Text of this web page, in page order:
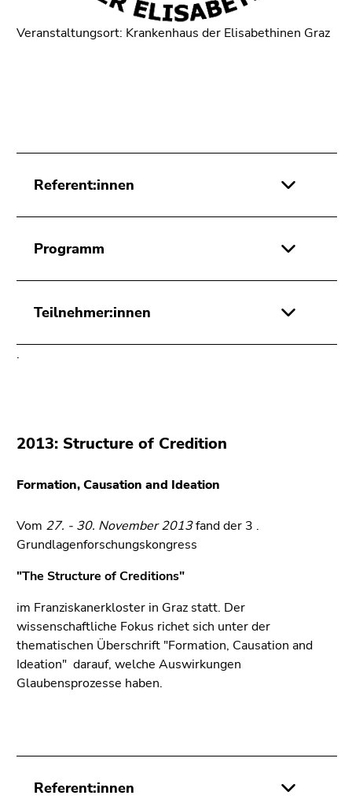
Veranstaltungsort: Krankenhaus der Elisabethinen Graz
Referent:innen
Programm
Teilnehmer:innen
.
2013: Structure of Credition
Formation, Causation and Ideation
Vom 27. - 30. November 2013fand der 3 .
Grundlagenforschungskongress
"The Structure of Creditions"
im Franziskanerkloster in Graz statt. Der
wissenschaftliche Fokus richet sich unter der
thematischen Überschrift "Formation, Causation and
Ideation" darauf, welche Auswirkungen
Glaubensprozesse haben.
Referent:innen